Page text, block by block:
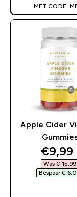
MET CODE:
Apple Cider
€9,99‎
Was € 15,99‎
Bespaar €